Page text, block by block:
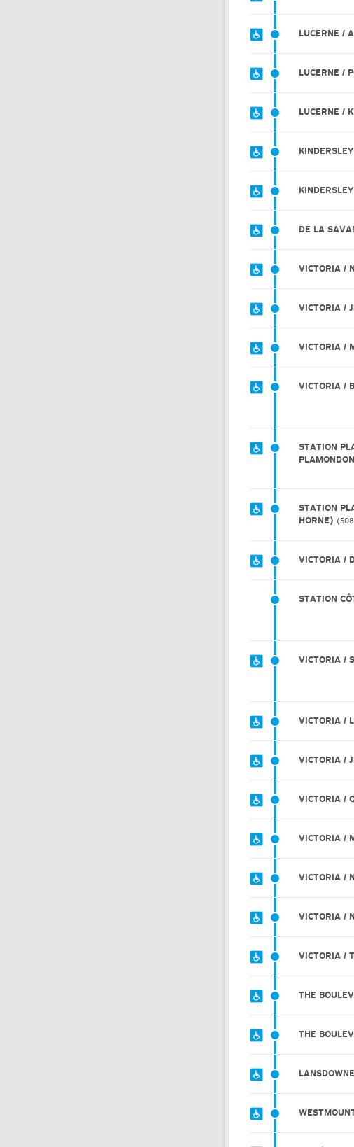
LUCERNE /
LUCERNE /
LUCERNE /
DE LA
VICTORIA /
VICTORIA /
VICTORIA /
VICTORIA /
STATION
STATION
HORNE)
VICTORIA /
STATION
VICTORIA /
VICTORIA /
VICTORIA /
VICTORIA /
VICTORIA /
VICTORIA /
VICTORIA /
VICTORIA /
THE
THE